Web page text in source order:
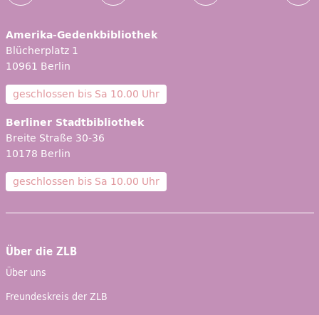
Facebook Mastodon Instagram
Amerika-Gedenkbibliothek
Blücherplatz 1
10961 Berlin
geschlossen bis Sa 10.00 Uhr
Berliner Stadtbibliothek
Breite Straße 30-36
10178 Berlin
geschlossen bis Sa 10.00 Uhr
Über die ZLB
Über uns
Freundeskreis der ZLB